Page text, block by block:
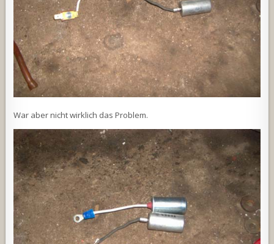
War aber nicht wirklich das Problem.